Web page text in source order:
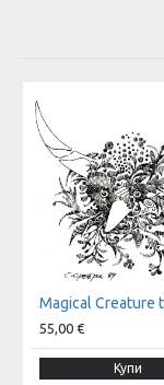
Magical Creature
55,00 €
Купи